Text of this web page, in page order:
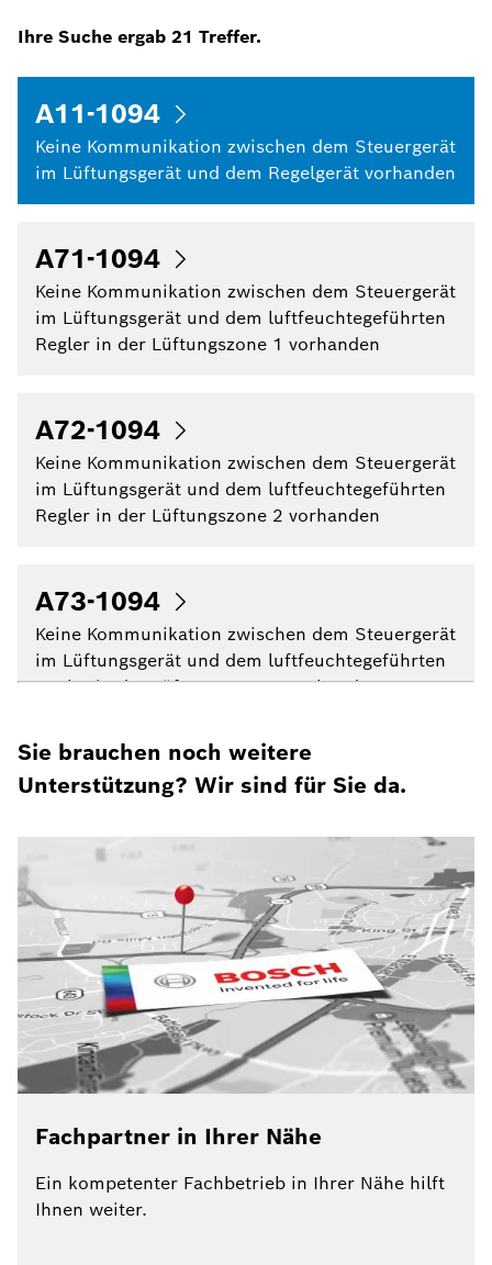
Ihre Suche ergab 21 Treffer.
A11-1094
Keine Kommunikation zwischen dem Steuergerät
im Lüftungsgerät und dem Regelgerät vorhanden
A71-1094
Keine Kommunikation zwischen dem Steuergerät
im Lüftungsgerät und dem luftfeuchtegeführten
Regler in der Lüftungszone 1 vorhanden
A72-1094
Keine Kommunikation zwischen dem Steuergerät
im Lüftungsgerät und dem luftfeuchtegeführten
Regler in der Lüftungszone 2 vorhanden
A73-1094
Keine Kommunikation zwischen dem Steuergerät
im Lüftungsgerät und dem luftfeuchtegeführten
Regler in der Lüftungszone 3 vorhanden
A74-1094
im Lüftungsgerät und dem luftfeuchtegeführten
Regler in der Lüftungszone 4 vorhanden
P1-1094
Buskommunikation zur Fernbedienung im Raum
1 für das Luftheizsystem ist unterbrochen
P2-1094
Buskommunikation zur Fernbedienung im Raum
2 für das Luftheizsystem ist unterbrochen
Sie brauchen noch weitere
Unterstützung? Wir sind für Sie da.
Fachpartner in Ihrer Nähe
Ein kompetenter Fachbetrieb in Ihrer Nähe hilft
Ihnen weiter.